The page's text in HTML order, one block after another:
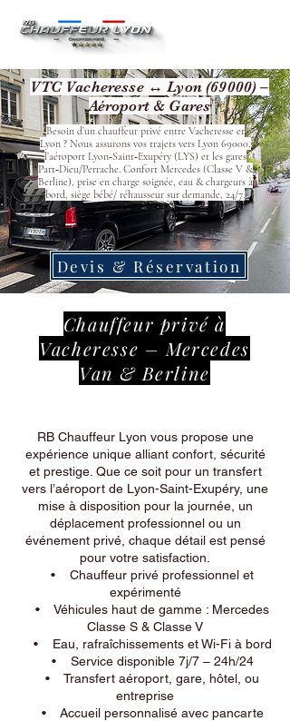
VTC Vacheresse ↔ Lyon (69000) –
Aéroport & Gares
Besoin d’un chauffeur privé entre Vacheresse et
Lyon ? Nous assurons vos trajets vers Lyon 69000,
l’aéroport Lyon‑Saint‑Exupéry (LYS) et les gares
Part‑Dieu/Perrache. Confort Mercedes (Classe V &
Berline), prise en charge soignée, eau & chargeurs à
bord, siège bébé/ réhausseur sur demande, 24/7.
Devis & Réservation
Chauffeur privé à
Vacheresse – Mercedes
Van & Berline
RB Chauffeur Lyon vous propose une
expérience unique alliant confort, sécurité
et prestige. Que ce soit pour un transfert
vers l’aéroport de Lyon-Saint-Exupéry, une
mise à disposition pour la journée, un
déplacement professionnel ou un
événement privé, chaque détail est pensé
pour votre satisfaction.
• Chauffeur privé professionnel et
expérimenté
• Véhicules haut de gamme : Mercedes
Classe S & Classe V
• Eau, rafraîchissements et Wi-Fi à bord
• Service disponible 7j/7 – 24h/24
• Transfert aéroport, gare, hôtel, ou
entreprise
• Accueil personnalisé avec pancarte